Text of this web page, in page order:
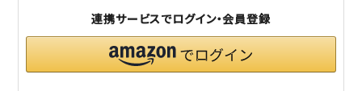
連携サービスでログイン・会員登録